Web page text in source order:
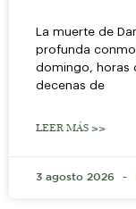
La muerte de
profunda
domingo, horas
decenas de
LEER MÁS >>
3 agosto 2026